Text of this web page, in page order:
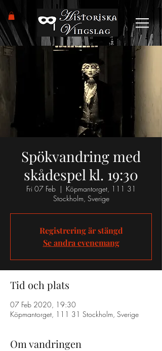
Spökvandring med
skådespel kl. 19:30
Fri 07 Feb
  |
Köpmantorget, 111 31
Stockholm, Sverige
Registrering är stängd
Se andra evenemang
Tid och plats
07 Feb 2020, 19:30
Köpmantorget, 111 31 Stockholm, Sverige
Om vandringen